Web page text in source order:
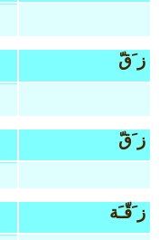
ز َقّ
ز َقّ
ز َقّـَة